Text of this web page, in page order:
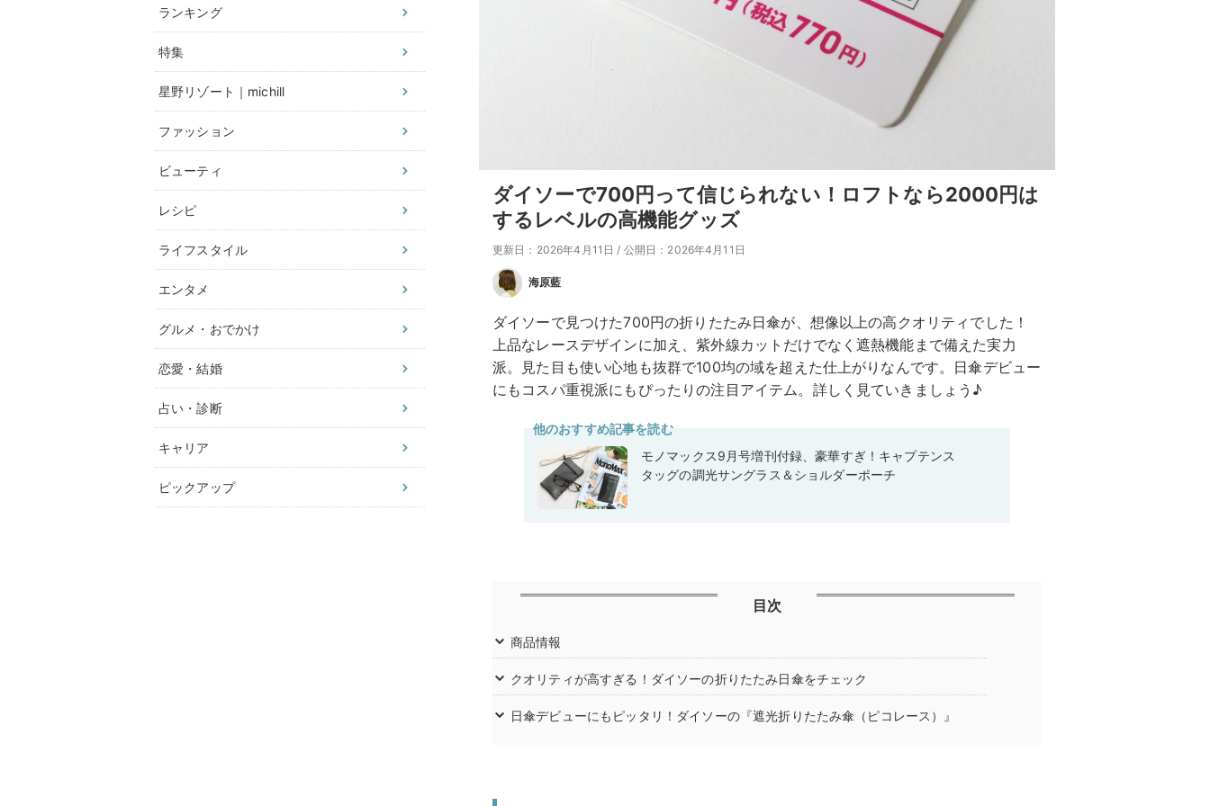
ランキング
特集
星野リゾート｜michill
ファッション
ビューティ
レシピ
ライフスタイル
エンタメ
グルメ・おでかけ
恋愛・結婚
占い・診断
キャリア
ピックアップ
ダイソーで700円って信じられない！ロフトなら2000円は
するレベルの高機能グッズ
更新日：2026年4月11日 / 公開日：2026年4月11日
海原藍
ダイソーで見つけた700円の折りたたみ日傘が、想像以上の高クオリティでした！
上品なレースデザインに加え、紫外線カットだけでなく遮熱機能まで備えた実力
派。見た目も使い心地も抜群で100均の域を超えた仕上がりなんです。日傘デビュー
にもコスパ重視派にもぴったりの注目アイテム。詳しく見ていきましょう♪
他のおすすめ記事を読む
モノマックス9月号増刊付録、豪華すぎ！キャプテンス
タッグの調光サングラス＆ショルダーポーチ
目次
商品情報
クオリティが高すぎる！ダイソーの折りたたみ日傘をチェック
日傘デビューにもピッタリ！ダイソーの『遮光折りたたみ傘（ピコレース）』